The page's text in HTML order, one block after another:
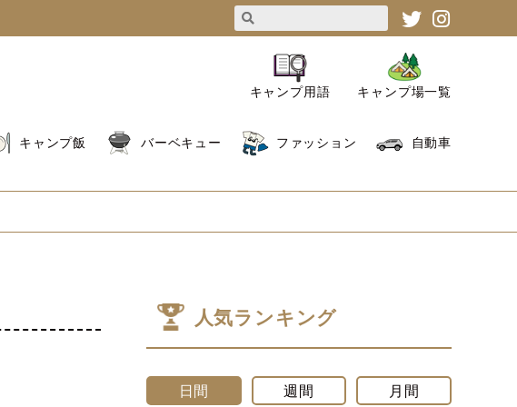
キャンプ用語 キャンプ場一覧
キャンプ飯 バーベキュー ファッション 自動車
人気ランキング
日間 週間 月間